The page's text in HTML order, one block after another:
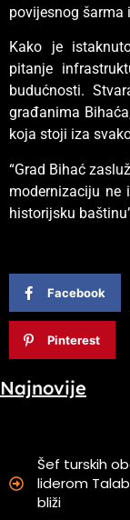
povijesnog šarma
Kako je
pitanje
budućnosti.
građanima
koja stoji iza
“Grad Bihać
modernizaciju ne
historijsku
Facebook
Pinterest
Najnovije
Šef turskih
liderom
bliži